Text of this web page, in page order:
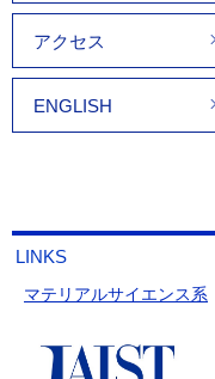
アクセス
ENGLISH
LINKS
マテリアルサイエンス系